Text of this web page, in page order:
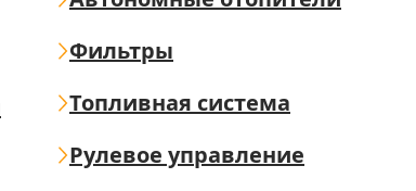
Фильтры
Топливная система
Рулевое управление